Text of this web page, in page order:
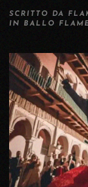
SCRITTO DA
IN BALLO